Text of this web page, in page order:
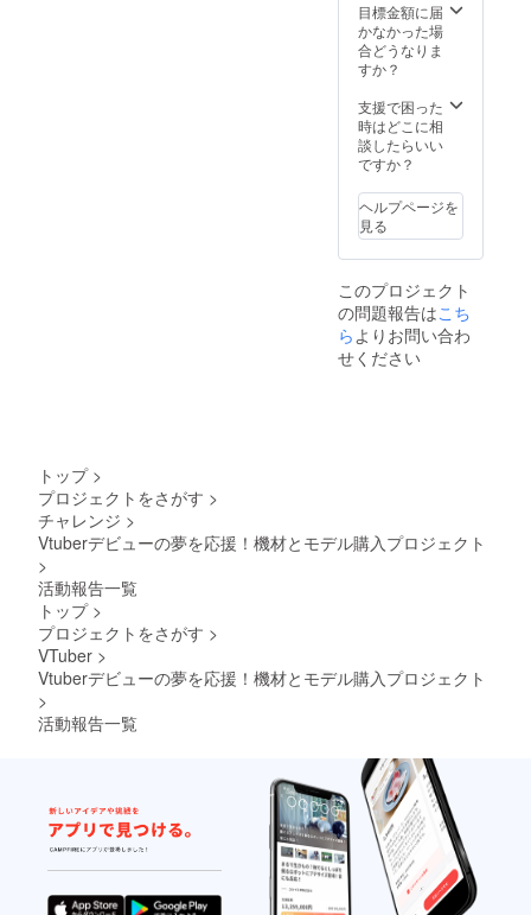
目標金額に届
かなかった場
合どうなりま
すか？
支援で困った
時はどこに相
談したらいい
ですか？
ヘルプページを
見る
このプロジェクト
の問題報告はこち
らよりお問い合わ
せください
トップ >
プロジェクトをさがす >
チャレンジ >
Vtuberデビューの夢を応援！機材とモデル購入プロジェクト
>
活動報告一覧
トップ >
プロジェクトをさがす >
VTuber >
Vtuberデビューの夢を応援！機材とモデル購入プロジェクト
>
活動報告一覧